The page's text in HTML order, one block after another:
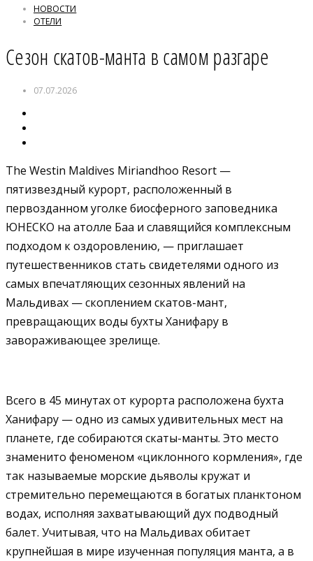
НОВОСТИ
ОТЕЛИ
Сезон скатов-манта в самом разгаре
07.07.2026
The Westin Maldives Miriandhoo Resort —
пятизвездный курорт, расположенный в
первозданном уголке биосферного заповедника
ЮНЕСКО на атолле Баа и славящийся комплексным
подходом к оздоровлению, — приглашает
путешественников стать свидетелями одного из
самых впечатляющих сезонных явлений на
Мальдивах — скоплением скатов-мант,
превращающих воды бухты Ханифару в
завораживающее зрелище.
Всего в 45 минутах от курорта расположена бухта
Ханифару — одно из самых удивительных мест на
планете, где собираются скаты-манты. Это место
знаменито феноменом «циклонного кормления», где
так называемые морские дьяволы кружат и
стремительно перемещаются в богатых планктоном
водах, исполняя захватывающий дух подводный
балет. Учитывая, что на Мальдивах обитает
крупнейшая в мире изученная популяция манта, а в